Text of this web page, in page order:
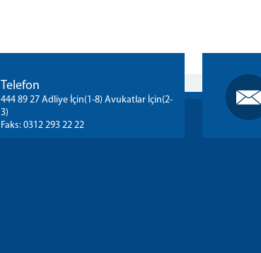
Telefon
444 89 27 Adliye İçin(1-8) Avukatlar İçin(2-
3)
Faks: 0312 293 22 22